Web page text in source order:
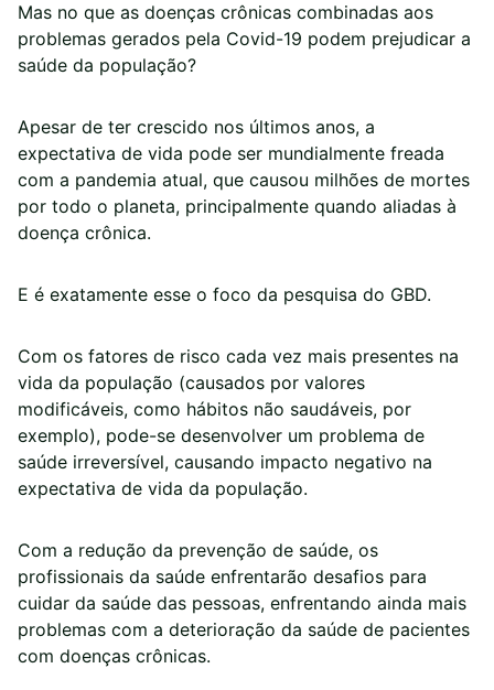
Mas no que as doenças crônicas combinadas aos
problemas gerados pela Covid-19 podem prejudicar a
saúde da população?
Apesar de ter crescido nos últimos anos, a
expectativa de vida pode ser mundialmente freada
com a pandemia atual, que causou milhões de mortes
por todo o planeta, principalmente quando aliadas à
doença crônica.
E é exatamente esse o foco da pesquisa do GBD.
Com os fatores de risco cada vez mais presentes na
vida da população (causados por valores
modificáveis, como hábitos não saudáveis, por
exemplo), pode-se desenvolver um problema de
saúde irreversível, causando impacto negativo na
expectativa de vida da população.
Com a redução da prevenção de saúde, os
profissionais da saúde enfrentarão desafios para
cuidar da saúde das pessoas, enfrentando ainda mais
problemas com a deterioração da saúde de pacientes
com doenças crônicas.